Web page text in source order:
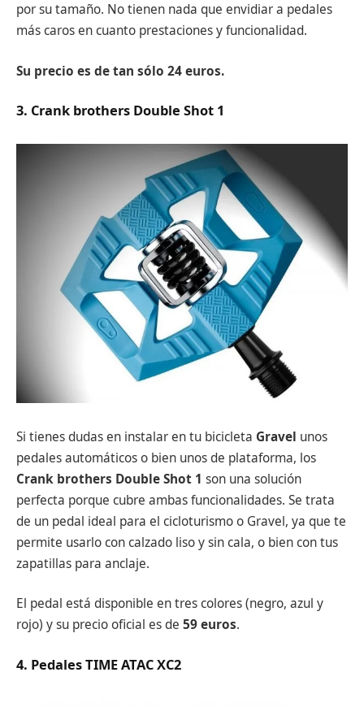
por su tamaño. No tienen nada que envidiar a pedales
más caros en cuanto prestaciones y funcionalidad.
Su precio es de tan sólo 24 euros.
3. Crank brothers Double Shot 1
Si tienes dudas en instalar en tu bicicleta Gravel unos
pedales automáticos o bien unos de plataforma, los
Crank brothers Double Shot 1 son una solución
perfecta porque cubre ambas funcionalidades. Se trata
de un pedal ideal para el cicloturismo o Gravel, ya que te
permite usarlo con calzado liso y sin cala, o bien con tus
zapatillas para anclaje.
El pedal está disponible en tres colores (negro, azul y
rojo) y su precio oficial es de 59 euros.
4. Pedales TIME ATAC XC2